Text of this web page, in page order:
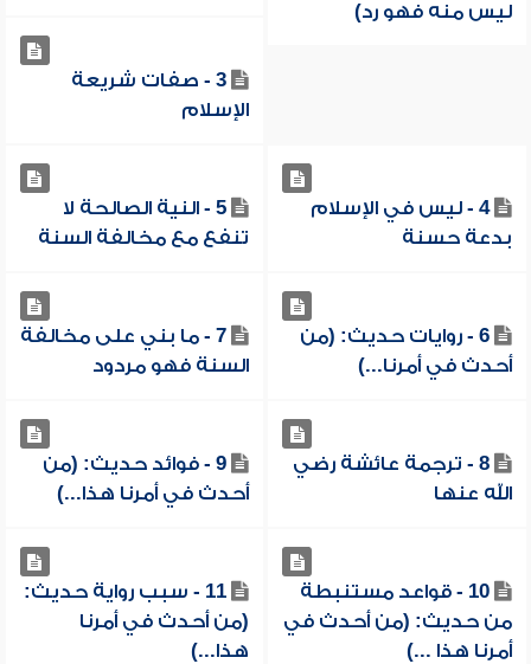
ليس منه فهو رد)
3 - صفات شريعة
الإسلام
4 - ليس في الإسلام
بدعة حسنة
5 - النية الصالحة لا
تنفع مع مخالفة السنة
6 - روايات حديث: (من
أحدث في أمرنا...)
7 - ما بني على مخالفة
السنة فهو مردود
8 - ترجمة عائشة رضي
الله عنها
9 - فوائد حديث: (من
أحدث في أمرنا هذا...)
10 - قواعد مستنبطة
من حديث: (من أحدث في
أمرنا هذا ...)
11 - سبب رواية حديث:
(من أحدث في أمرنا
هذا...)